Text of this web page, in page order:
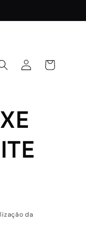
Iniciar
sessão
Carrinho
da